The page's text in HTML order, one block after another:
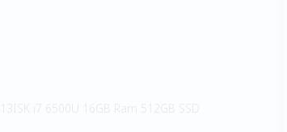
i7 6500U 16GB Ram 512GB SSD